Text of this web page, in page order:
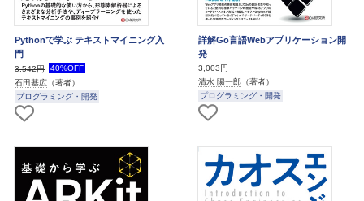
Pythonで学ぶ テキストマイニング入
門
3,542円
40%OFF
石田基広 （著者）
プログラミング・開発
詳解Go言語Webアプリケーション開
発
3,003円
清水 陽一郎 （著者）
プログラミング・開発